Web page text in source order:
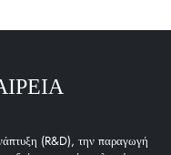
(R&D), την παραγωγή